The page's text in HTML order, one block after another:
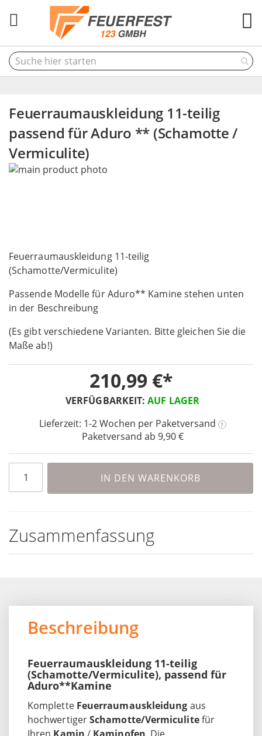
Feuerraumauskleidung 11-teilig
passend für Aduro ** (Schamotte /
Vermiculite)
Feuerraumauskleidung 11-teilig
(Schamotte/Vermiculite)
Passende Modelle für Aduro** Kamine stehen unten
in der Beschreibung
(Es gibt verschiedene Varianten. Bitte gleichen Sie die
Maße ab!)
VERFÜGBARKEIT:AUF LAGER
Lieferzeit: 1-2 Wochen per Paketversand ?
Paketversand ab 9,90 €
210,99 €
IN DEN WARENKORB
Zusammenfassung
Skip
gallery
to
the
of
the
gallery
Beschreibung
Feuerraumauskleidung 11-teilig
(Schamotte/Vermiculite), passend für
Aduro**Kamine
Komplette Feuerraumauskleidung aus
hochwertigerSchamotte/Vermiculitefür